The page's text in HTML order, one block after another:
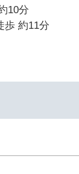
10分
歩 約11分